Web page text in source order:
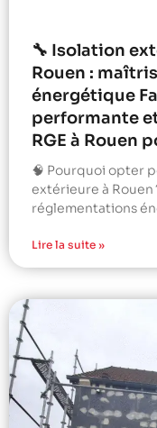
🔧 Isolation
Rouen :
énergétique
performante
RGE à Rouen
🧠 Pourquoi opter
extérieure à Rouen
réglementations
Lire la suite »